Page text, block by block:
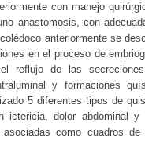
con manejo
anastomosis, con
anteriormente se
en el proceso de
reflujo de las
y formaciones
5 diferentes tipos de
ictericia, dolor abdominal y
como cuadros